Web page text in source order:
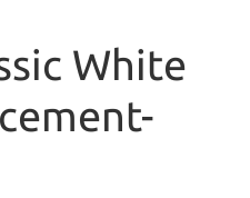
White